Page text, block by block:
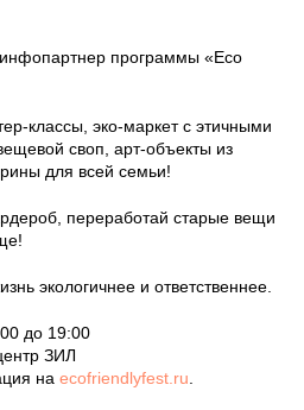
программы «Eco
классы, эко-маркет с этичными
своп, арт-объекты из
для всей семьи!
переработай старые вещи
экологичнее и ответственнее.
до 19:00
ЗИЛ
на ecofriendlyfest.ru